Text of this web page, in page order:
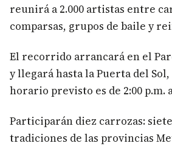
reunirá a 2.000 artistas entre
comparsas, grupos de baile y
El recorrido arrancará en el
y llegará hasta la Puerta del
horario previsto es de 2:00 p.m.
Participarán diez carrozas:
tradiciones de las provincias